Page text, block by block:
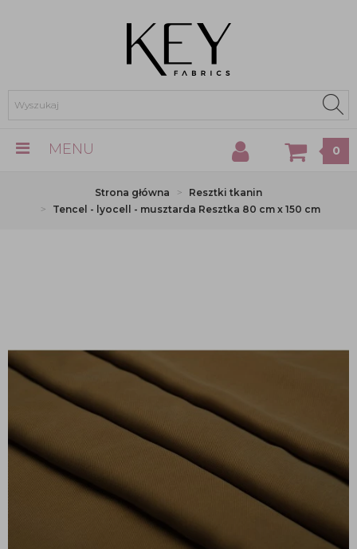
MENU 0
Strona główna
Resztki tkanin
Tencel - lyocell - musztarda Resztka 80 cm x 150 cm